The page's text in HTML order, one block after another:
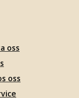
oss
oss